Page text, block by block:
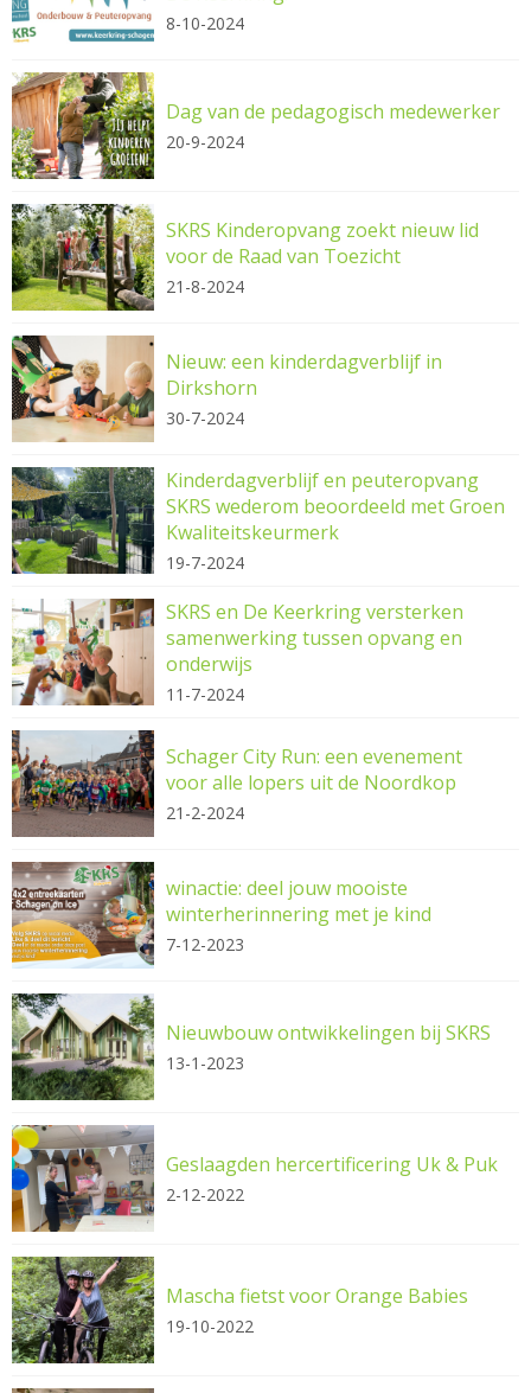
8-10-2024
Dag van de pedagogisch medewerker
20-9-2024
SKRS Kinderopvang zoekt nieuw lid
voor de Raad van Toezicht
21-8-2024
Nieuw: een kinderdagverblijf in
Dirkshorn
30-7-2024
Kinderdagverblijf en peuteropvang
SKRS wederom beoordeeld met Groen
Kwaliteitskeurmerk
19-7-2024
SKRS en De Keerkring versterken
samenwerking tussen opvang en
onderwijs
11-7-2024
Schager City Run: een evenement
voor alle lopers uit de Noordkop
21-2-2024
winactie: deel jouw mooiste
winterherinnering met je kind
7-12-2023
Nieuwbouw ontwikkelingen bij SKRS
13-1-2023
Geslaagden hercertificering Uk & Puk
2-12-2022
Mascha fietst voor Orange Babies
19-10-2022